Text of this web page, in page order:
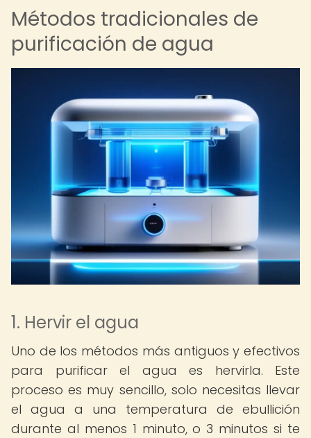
Métodos tradicionales de
purificación de agua
1. Hervir el agua
Uno de los métodos más antiguos y efectivos
para purificar el agua es hervirla. Este
proceso es muy sencillo, solo necesitas llevar
el agua a una temperatura de ebullición
durante al menos 1 minuto, o 3 minutos si te